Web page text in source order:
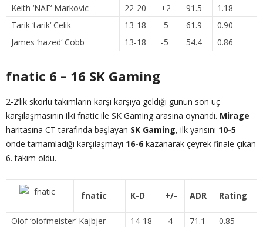
Keith ‘NAF‘ Markovic 22-20 +2 91.5
1.18
Tarik ‘tarik‘ Celik 13-18 -5 61.9
0.90
James ‘hazed‘ Cobb 13-18 -5 54.4 0.86
fnatic 6 – 16 SK Gaming
2-2’lik skorlu takımların karşı karşıya geldiği günün son üç
karşılaşmasının ilki fnatic ile SK Gaming arasına oynandı. Mirage
haritasına CT tarafında başlayan SK Gaming, ilk yarısını 10-5
önde tamamladığı karşılaşmayı 16-6 kazanarak çeyrek finale çıkan
6. takım oldu.
fnatic K-D +/- ADR Rating
Olof ‘olofmeister‘ Kajbjer 14-18 -4 71.1
0.85